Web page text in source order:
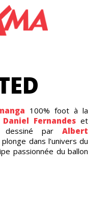
100% foot à la
Daniel Fernandeset
parAlbert
dans l’univers du
passionnée du ballon